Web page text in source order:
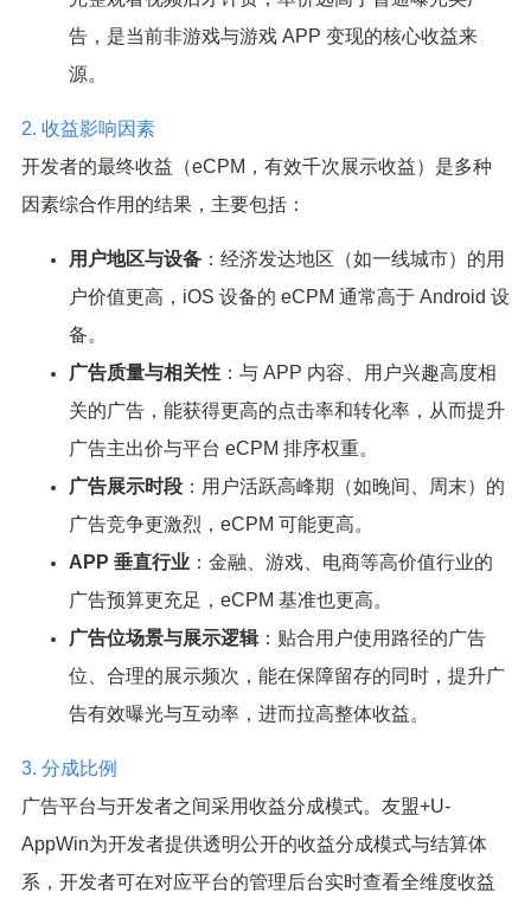
告，是当前非游戏与游戏 APP 变现的核心收益来
源。
2. 收益影响因素
开发者的最终收益（eCPM，有效千次展示收益）是多种
因素综合作用的结果，主要包括：
用户地区与设备：经济发达地区（如一线城市）的用
户价值更高，iOS 设备的 eCPM 通常高于 Android 设
备。
广告质量与相关性：与 APP 内容、用户兴趣高度相
关的广告，能获得更高的点击率和转化率，从而提升
广告主出价与平台 eCPM 排序权重。
广告展示时段：用户活跃高峰期（如晚间、周末）的
广告竞争更激烈，eCPM 可能更高。
APP 垂直行业：金融、游戏、电商等高价值行业的
广告预算更充足，eCPM 基准也更高。
广告位场景与展示逻辑：贴合用户使用路径的广告
位、合理的展示频次，能在保障留存的同时，提升广
告有效曝光与互动率，进而拉高整体收益。
3. 分成比例
广告平台与开发者之间采用收益分成模式。友盟+U-
AppWin为开发者提供透明公开的收益分成模式与结算体
系，开发者可在对应平台的管理后台实时查看全维度收益